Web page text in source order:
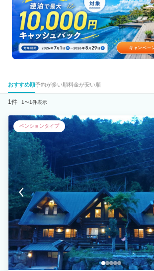
おすすめ順予約が多い順料金が安い順
1件 1〜1件表示
ペンションタイプ